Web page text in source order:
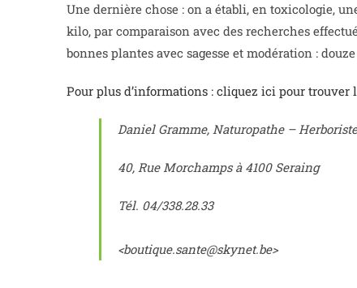
Une dernière chose : on a établi, en toxicologie,
kilo, par comparaison avec des recherches
bonnes plantes avec sagesse et modération :
Pour plus d’informations : cliquez ici pour trouver
Daniel Gramme, Naturopathe – Herboriste
40, Rue Morchamps à 4100 Seraing
Tél. 04/338.28.33
<boutique.sante@skynet.be>